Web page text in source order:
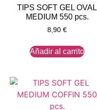
TIPS SOFT GEL OVAL
MEDIUM 550 pcs.
8,90 €
Añadir al carrito